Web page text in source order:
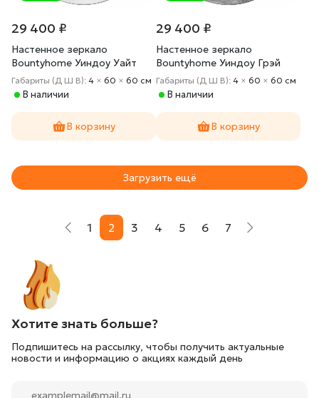
29 400 ₽
Настенное зеркало
Bountyhome Уиндоу Уайт
mv102-59-white
Габариты (Д Ш В): 4 × 60 × 60 cм
В наличии
В корзину
29 400 ₽
Настенное зеркало
Bountyhome Уиндоу Грэй
mv102-59-grey
Габариты (Д Ш В): 4 × 60 × 60 cм
В наличии
В корзину
Загрузить ещё
1 2 3 4 5 6 7
Хотите знать больше?
Подпишитесь на рассылку, чтобы получить актуальные
новости и информацию о акциях каждый день